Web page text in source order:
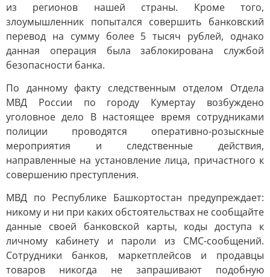
из регионов нашей страны. Кроме того,
злоумышленник попытался совершить банковский
перевод на сумму более 5 тысяч рублей, однако
данная операция была заблокирована службой
безопасности банка.
По данному факту следственным отделом Отдела
МВД России по городу Кумертау возбуждено
уголовное дело В настоящее время сотрудниками
полиции проводятся оперативно-розыскные
мероприятия и следственные действия,
направленные на установление лица, причастного к
совершению преступления.
МВД по Республике Башкортостан предупреждает:
никому и ни при каких обстоятельствах не сообщайте
данные своей банковской карты, коды доступа к
личному кабинету и пароли из СМС-сообщений.
Сотрудники банков, маркетплейсов и продавцы
товаров никогда не запрашивают подобную